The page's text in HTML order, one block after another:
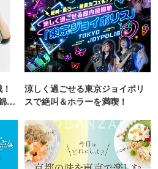
糸
涼しく過ごせる東京ジョイポリ
スで絶叫＆ホラーを満喫！